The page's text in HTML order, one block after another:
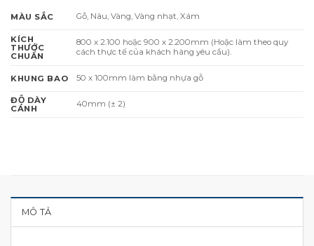
MÀU SẮC Gỗ, Nâu, Vàng, Vàng nhạt, Xám
KÍCH
THƯỚC
CHUẨN
800 x 2.100 hoặc 900 x 2.200mm (Hoặc làm theo quy
cách thực tế của khách hàng yêu cầu).
KHUNG BAO 50 x 100mm làm bằng nhựa gỗ
ĐỘ DÀY
CÁNH
40mm (± 2)
MÔ TẢ